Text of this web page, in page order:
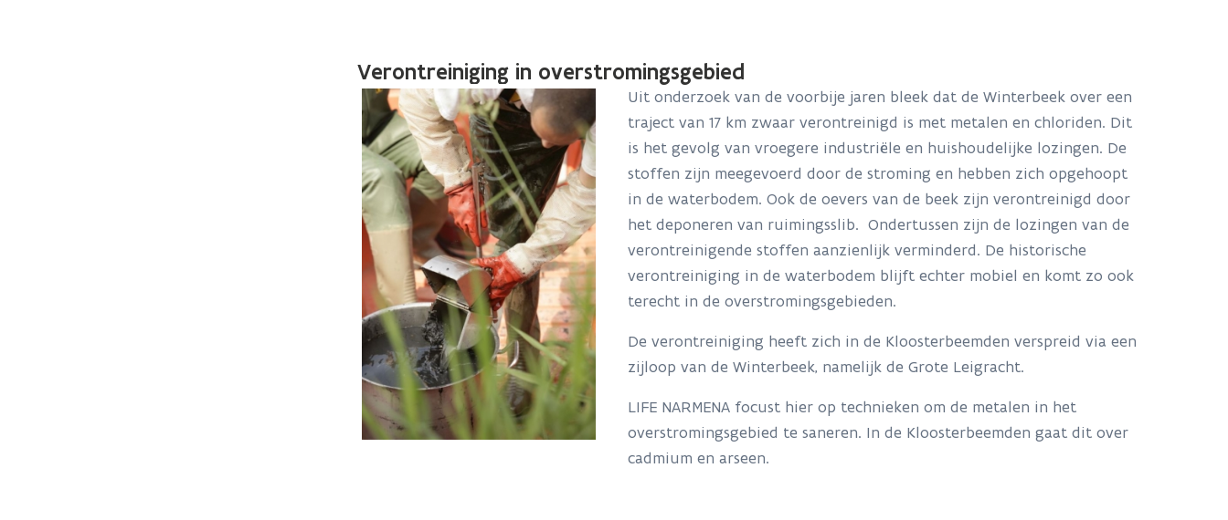
Verontreiniging in overstromingsgebied
Uit onderzoek van de voorbije jaren bleek dat de Winterbeek over een
traject van 17 km zwaar verontreinigd is met metalen en chloriden. Dit
is het gevolg van vroegere industriële en huishoudelijke lozingen. De
stoffen zijn meegevoerd door de stroming en hebben zich opgehoopt
in de waterbodem. Ook de oevers van de beek zijn verontreinigd door
het deponeren van ruimingsslib. Ondertussen zijn de lozingen van de
verontreinigende stoffen aanzienlijk verminderd. De historische
verontreiniging in de waterbodem blijft echter mobiel en komt zo ook
terecht in de overstromingsgebieden.
De verontreiniging heeft zich in de Kloosterbeemden verspreid via een
zijloop van de Winterbeek, namelijk de Grote Leigracht.
LIFE NARMENA focust hier op technieken om de metalen in het
overstromingsgebied te saneren. In de Kloosterbeemden gaat dit over
cadmium en arseen.